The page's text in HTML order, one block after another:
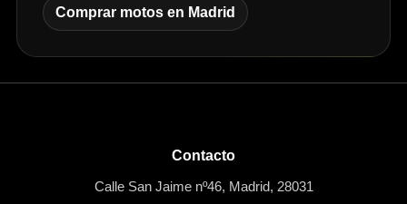
Comprar motos en Madrid
Contacto
Calle San Jaime nº46, Madrid, 28031